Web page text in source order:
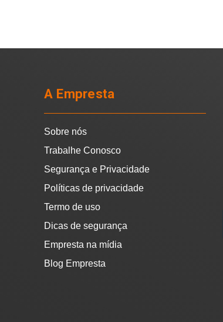
A Empresta
Sobre nós
Trabalhe Conosco
Segurança e Privacidade
Políticas de privacidade
Termo de uso
Dicas de segurança
Empresta na mídia
Blog Empresta